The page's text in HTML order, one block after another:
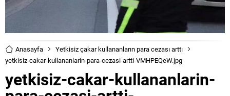
Anasayfa
Yetkisiz çakar kullananların para cezası arttı
yetkisiz-cakar-kullananlarin-para-cezasi-artti-VMHPEQeW.jpg
yetkisiz-cakar-kullananlarin-